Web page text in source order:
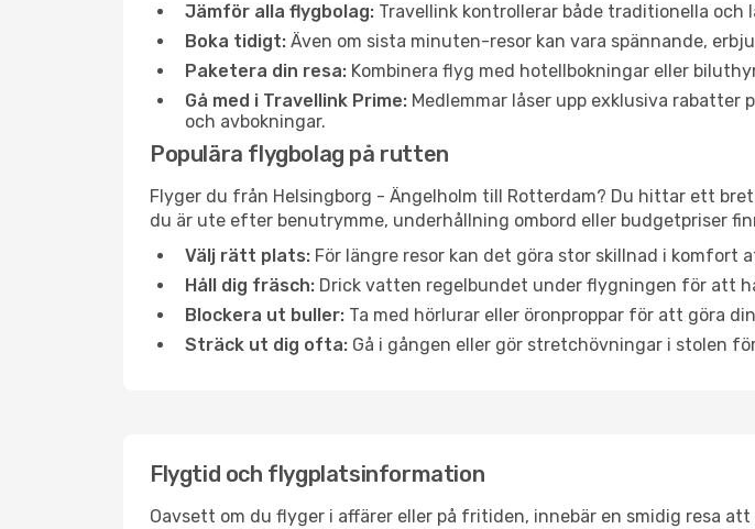
Jämför alla flygbolag: Travellink kontrollerar både traditionella
Boka tidigt: Även om sista minuten-resor kan vara spännande,
Paketera din resa: Kombinera flyg med hotellbokningar eller
Gå med i Travellink Prime: Medlemmar låser upp exklusiva
och avbokningar.
Populära flygbolag på rutten
Flyger du från Helsingborg - Ängelholm till Rotterdam? Du hittar ett
du är ute efter benutrymme, underhållning ombord eller budgetpriser
Välj rätt plats: För längre resor kan det göra stor skillnad i komfort
Håll dig fräsch: Drick vatten regelbundet under flygningen för att
Blockera ut buller: Ta med hörlurar eller öronproppar för att göra
Sträck ut dig ofta: Gå i gången eller gör stretchövningar i stolen
Flygtid och flygplatsinformation
Oavsett om du flyger i affärer eller på fritiden, innebär en smidig resa